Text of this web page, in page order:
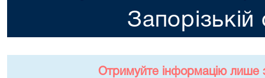
Запорізькій
Отримуйте інформацію лише